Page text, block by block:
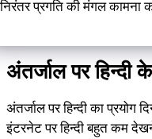
निरंतर प्रगति की मंगल कामना
अंतर्जाल पर हिन्दी
अंतर्जाल पर हिन्दी का प्रयोग
इंटरनेट पर हिन्दी बहुत कम